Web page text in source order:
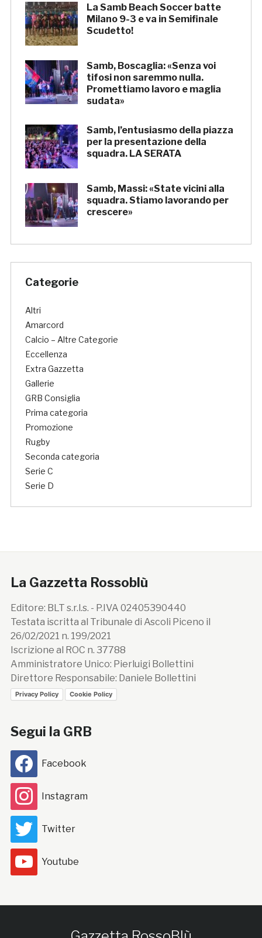
La Samb Beach Soccer batte
Milano 9-3 e va in Semifinale
Scudetto!
Samb, Boscaglia: «Senza voi
tifosi non saremmo nulla.
Promettiamo lavoro e maglia
sudata»
Samb, l’entusiasmo della piazza
per la presentazione della
squadra. LA SERATA
Samb, Massi: «State vicini alla
squadra. Stiamo lavorando per
crescere»
Categorie
Altri
Amarcord
Calcio – Altre Categorie
Eccellenza
Extra Gazzetta
Gallerie
GRB Consiglia
Prima categoria
Promozione
Rugby
Seconda categoria
Serie C
Serie D
La Gazzetta Rossoblù
Editore: BLT s.r.l.s. - P.IVA 02405390440
Testata iscritta al Tribunale di Ascoli Piceno il
26/02/2021 n. 199/2021
Iscrizione al ROC n. 37788
Amministratore Unico: Pierluigi Bollettini
Direttore Responsabile: Daniele Bollettini
Privacy Policy Cookie Policy
Segui la GRB
Facebook
Instagram
Twitter
Youtube